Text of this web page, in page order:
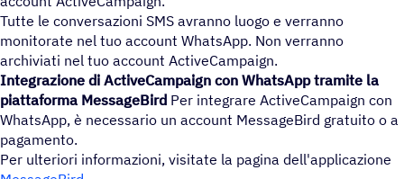
Tutte le conversazioni SMS avranno luogo e verranno
monitorate nel tuo account WhatsApp. Non verranno
archiviati nel tuo account ActiveCampaign.
Integrazione di ActiveCampaign con WhatsApp tramite la
piattaforma MessageBird Per integrare ActiveCampaign con
WhatsApp, è necessario un account MessageBird gratuito o a
pagamento.
Per ulteriori informazioni, visitate la pagina dell'applicazione